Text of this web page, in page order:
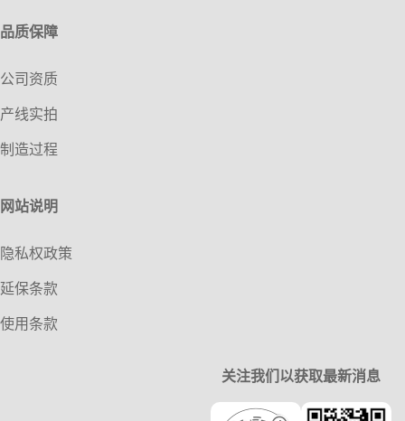
品质保障
公司资质
产线实拍
制造过程
网站说明
隐私权政策
延保条款
使用条款
关注我们以获取最新消息